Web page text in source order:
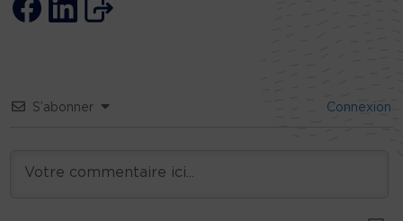
S’abonner Connexion